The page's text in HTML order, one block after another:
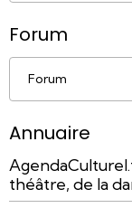
Forum
Forum
Annuaire
théâtre, de la